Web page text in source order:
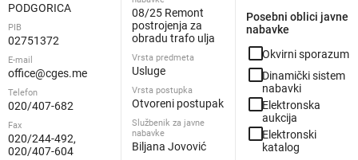
08/25 Remont
postrojenja za
obradu trafo ulja
Vrsta predmeta
Usluge
Vrsta postupka
Otvoreni postupak
Službenik za javne
nabavke
Biljana Jovović
Posebni oblici javne
nabavke
check_box_outline_blankOkvirni sporazum
check_box_outline_blankDinamički sistem
nabavki
check_box_outline_blankElektronska
aukcija
check_box_outline_blankElektronski
katalog
PODGORICA
PIB
02751372
E-mail
office@cges.me
Telefon
020/407-682
Fax
020/244-492,
020/407-604